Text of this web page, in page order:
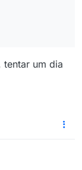
tentar um dia